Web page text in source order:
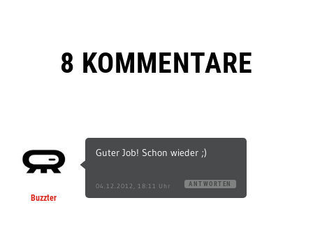
8 KOMMENTARE
Buzzter
Guter Job! Schon wieder ;)
04.12.2012, 18:11 Uhr ANTWORTEN